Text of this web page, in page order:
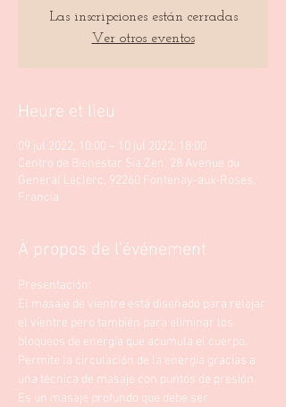
Las inscripciones están cerradas
Ver otros eventos
Heure et lieu
09 jul 2022, 10:00 – 10 jul 2022, 18:00
Centro de Bienestar Sia Zen, 28 Avenue du
General Leclerc, 92260 Fontenay-aux-Roses,
Francia
À propos de l'événement
Presentación:
El masaje de vientre está diseñado para relajar
el vientre pero también para eliminar los
bloqueos de energía que acumula el cuerpo.
Permite la circulación de la energía gracias a
una técnica de masaje con puntos de presión.
Es un masaje profundo que debe ser